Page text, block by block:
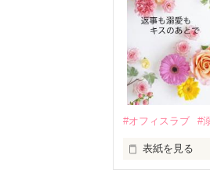
遭っているこ
美桜を守るた
夏木美桜(なつ
✕
鳴海哲平 (なる
止まっていた
人だったのだ
なぜか恭司
#オフィスラブ #
表紙を見る